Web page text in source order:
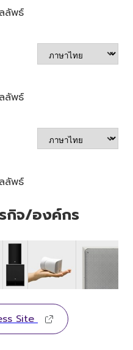
ลัพธ์
ลัพธ์
ลัพธ์
กิจ/องค์กร
Site